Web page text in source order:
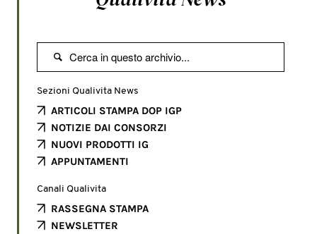

Sezioni Qualivita News
ARTICOLI STAMPA DOP IGP
NOTIZIE DAI CONSORZI
NUOVI PRODOTTI IG
APPUNTAMENTI
Canali Qualivita
RASSEGNA STAMPA
NEWSLETTER